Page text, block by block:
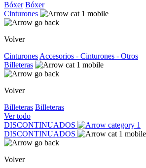
Bóxer Bóxer
Cinturones
Volver
Cinturones Accesorios - Cinturones - Otros
Billeteras
Volver
Billeteras Billeteras
Ver todo
DISCONTINUADOS
DISCONTINUADOS
Volver